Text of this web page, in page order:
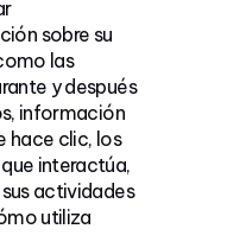
sobre su
las
y después
información
hace clic, los
interactúa,
actividades
utiliza